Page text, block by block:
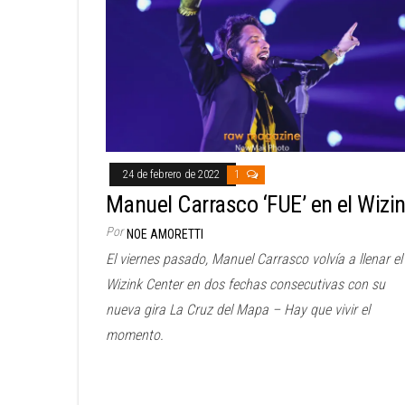
24 de febrero de 2022 1
Manuel Carrasco ‘FUE’ en el
Por NOE AMORETTI
El viernes pasado, Manuel Carrasco volvía a llenar el
Wizink Center en dos fechas consecutivas con su
nueva gira La Cruz del Mapa – Hay que vivir el
momento.